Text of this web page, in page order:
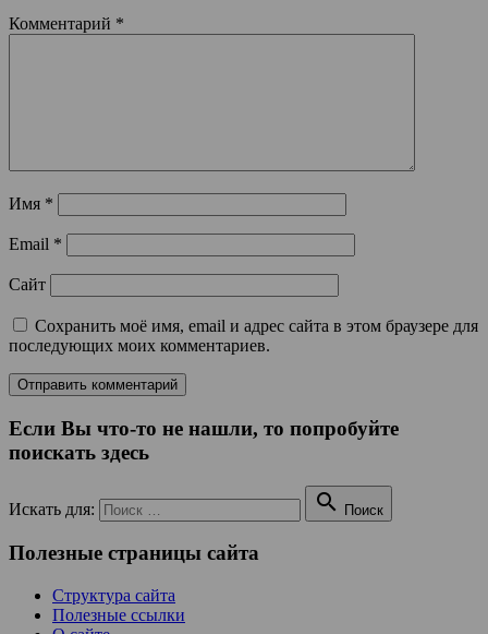
Комментарий *
Имя *
Email *
Сайт
Сохранить моё имя, email и адрес сайта в этом браузере для
последующих моих комментариев.
Если Вы что-то не нашли, то попробуйте
поискать здесь
Искать для:  Поиск
Полезные страницы сайта
Структура сайта
Полезные ссылки